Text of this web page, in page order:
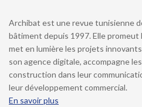
Archibat est une revue tunisienne
bâtiment depuis 1997. Elle promeut
met en lumière les projets
son agence digitale, accompagne
construction dans leur
leur développement commercial.
En savoir plus